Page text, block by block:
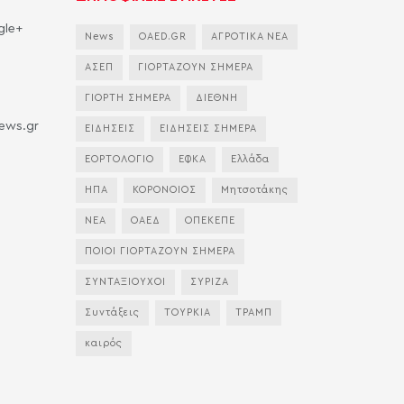
News OAED.GR ΑΓΡΟΤΙΚΑ ΝΕΑ
ΑΣΕΠ ΓΙΟΡΤΑΖΟΥΝ ΣΗΜΕΡΑ
ΓΙΟΡΤΗ ΣΗΜΕΡΑ ΔΙΕΘΝΗ
ΕΙΔΗΣΕΙΣ ΕΙΔΗΣΕΙΣ ΣΗΜΕΡΑ
ΕΟΡΤΟΛΟΓΙΟ ΕΦΚΑ Ελλάδα
ΗΠΑ ΚΟΡΟΝΟΙΟΣ Μητσοτάκης
ΝΕΑ ΟΑΕΔ ΟΠΕΚΕΠΕ
ΠΟΙΟΙ ΓΙΟΡΤΑΖΟΥΝ ΣΗΜΕΡΑ
ΣΥΝΤΑΞΙΟΥΧΟΙ ΣΥΡΙΖΑ
Συντάξεις ΤΟΥΡΚΙΑ ΤΡΑΜΠ
καιρός